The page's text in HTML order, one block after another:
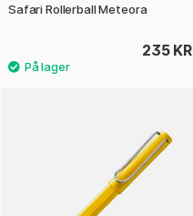
Safari Rollerball Meteora
235 KR